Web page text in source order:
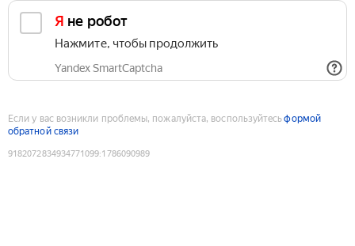
Я не робот
Нажмите, чтобы продолжить
Yandex SmartCaptcha
Если у вас возникли проблемы, пожалуйста, воспользуйтесьформой
обратной связи
9182072834934771099:1786090989